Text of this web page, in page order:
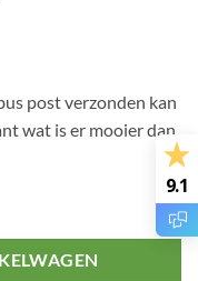
post verzonden kan
wat is er mooier dan
9.1